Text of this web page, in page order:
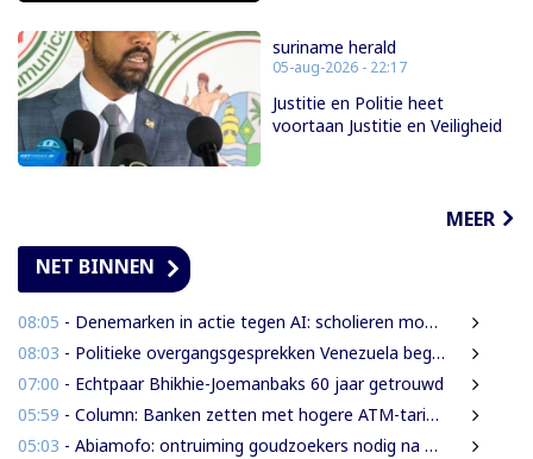
suriname herald
05-aug-2026 - 22:17
Justitie en Politie heet
voortaan Justitie en Veiligheid
MEER
NET BINNEN
08:05 - Denemarken in actie tegen AI: scholieren moeten extra mondelinge examens doen
08:03 - Politieke overgangsgesprekken Venezuela beginnen zonder Machado
07:00 - Echtpaar Bhikhie-Joemanbaks 60 jaar getrouwd
05:59 - Column: Banken zetten met hogere ATM-tarieven digitale economie op achterstand
05:03 - Abiamofo: ontruiming goudzoekers nodig na dodelijke risico’s in Moeroekreek en 21 Bergi